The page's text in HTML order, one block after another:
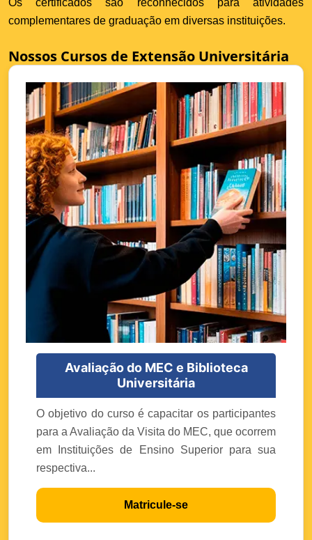
Os certificados são reconhecidos para atividades
complementares de graduação em diversas instituições.
Nossos Cursos de Extensão Universitária
Avaliação do MEC e Biblioteca
Universitária
O objetivo do curso é capacitar os participantes
para a Avaliação da Visita do MEC, que ocorrem
em Instituições de Ensino Superior para sua
respectiva...
Matricule-se